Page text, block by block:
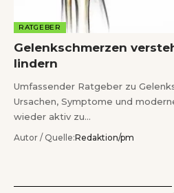
RATGEBER
Gelenkschmerzen
lindern
Umfassender Ratgeber zu
Ursachen, Symptome und
wieder aktiv zu…
Autor / Quelle:Redaktion/pm